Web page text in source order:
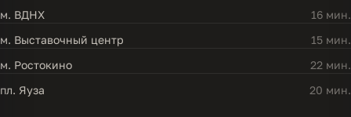
м. ВДНХ
16 мин.
м. Выставочный центр
15 мин.
м. Ростокино
22 мин.
пл. Яуза
20 мин.